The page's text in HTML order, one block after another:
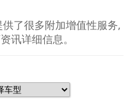
了很多附加增值性服务,
讯详细信息。